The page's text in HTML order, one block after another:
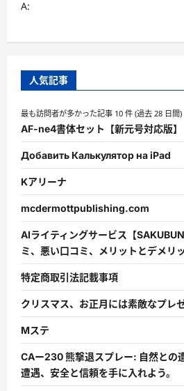
A:
人気記事
最も訪問者が多かった記事 10 件 (過去 28 日間)
AF-ne4書体セット【新元号対応版】
Добавить Калькулятор на iPad
Kアリーナ
mcdermottpublishing.com
AIライティングサービス【
ミ、悪い口コミ、メリットとデメリ
特定商取引法記載事項
クリスマス、お正月には素敵なプレ
Mステ
CAー230 熊撃退スプレー: 自然との
遭遇、安全と信頼を手に入れよう。